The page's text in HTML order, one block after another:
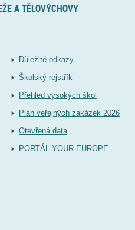
A TĚLOVÝCHOVY
Důležité odkazy
Školský rejstřík
Přehled vysokých škol
Plán veřejných zakázek 2026
Otevřená data
PORTÁL YOUR EUROPE